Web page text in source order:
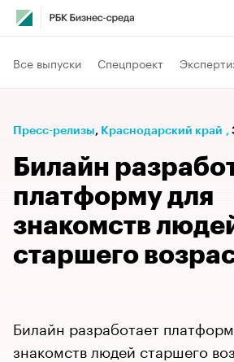
Все выпуски Спецпроект
Пресс-релизы⁠, Краснодарский край ,
Билайн
платформу для
знакомств
старшего
Билайн разработает
знакомств людей старшего